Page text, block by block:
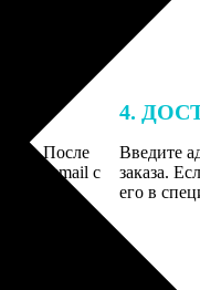
После
на email с
заказ
4.
Введите
заказа.
его в